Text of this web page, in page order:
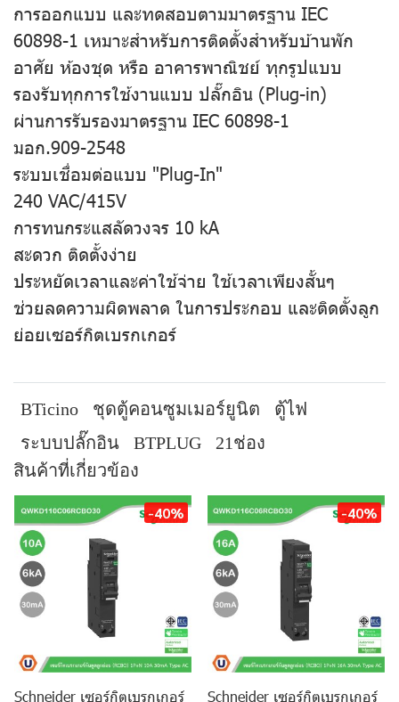
การออกแบบ และทดสอบตามมาตรฐาน IEC
60898-1 เหมาะสำหรับการติดตั้งสำหรับบ้านพัก
อาศัย ห้องชุด หรือ อาคารพาณิชย์ ทุกรูปแบบ
รองรับทุกการใช้งานแบบ ปลั๊กอิน (Plug-in)
ผ่านการรับรองมาตรฐาน IEC 60898-1
มอก.909-2548
ระบบเชื่อมต่อแบบ "Plug-In"
240 VAC/415V
การทนกระแสลัดวงจร 10 kA
สะดวก ติดตั้งง่าย
ประหยัดเวลาและค่าใช้จ่าย ใช้เวลาเพียงสั้นๆ
ช่วยลดความผิดพลาด ในการประกอบ และติดตั้งลูก
ย่อยเซอร์กิตเบรกเกอร์
BTicino ชุดตู้คอนซูมเมอร์ยูนิต
ตู้ไฟ
ระบบปลั๊กอิน
BTPLUG
21ช่อง
สินค้าที่เกี่ยวข้อง
-40%
Schneider เซอร์กิตเบรกเกอร์
-40%
Schneider เซอร์กิตเบรกเกอร์